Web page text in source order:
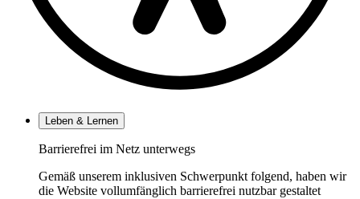
Leben & Lernen
Barrierefrei im Netz unterwegs
Gemäß unserem inklusiven Schwerpunkt folgend, haben wir
die Website vollumfänglich barrierefrei nutzbar gestaltet